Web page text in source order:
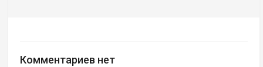
Комментариев нет